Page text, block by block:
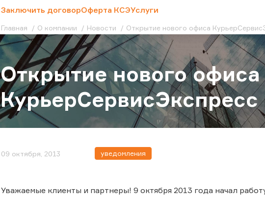
Заключить договорОферта КСЭУслуги
Главная О компании Новости Открытие нового офиса
Открытие нового офиса
КурьерСервисЭкспресс
09 октября, 2013 уведомления
Уважаемые клиенты и партнеры! 9 октября 2013 года начал